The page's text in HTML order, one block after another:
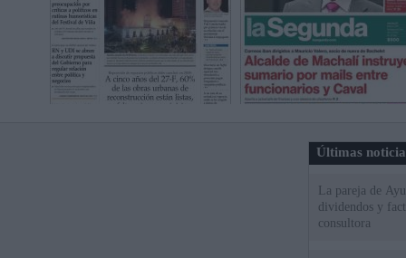
Últimas
La pareja de
dividendos y
consultora